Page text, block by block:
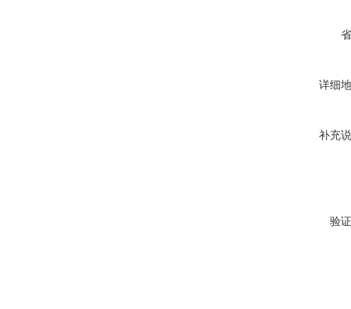
详细
补充
验